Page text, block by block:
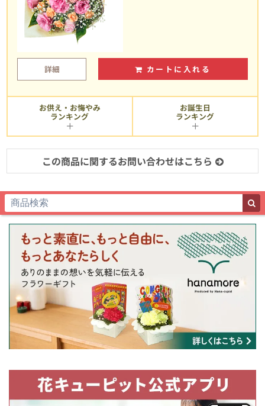
詳細 カートに入れる
お供え・お悔やみ
ランキング
お誕生日
ランキング
この商品に関するお問い合わせはこちら